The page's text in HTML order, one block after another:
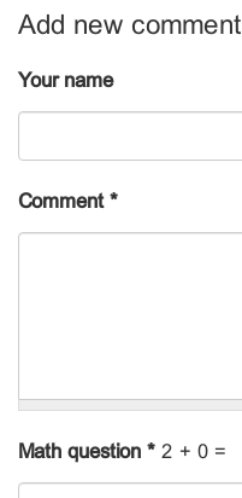
Add new comment
Your name
Comment*
Math question * 2 + 0 =